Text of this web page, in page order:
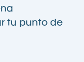
tu punto de